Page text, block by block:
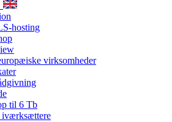
hosting
virksomheder
til 6 Tb